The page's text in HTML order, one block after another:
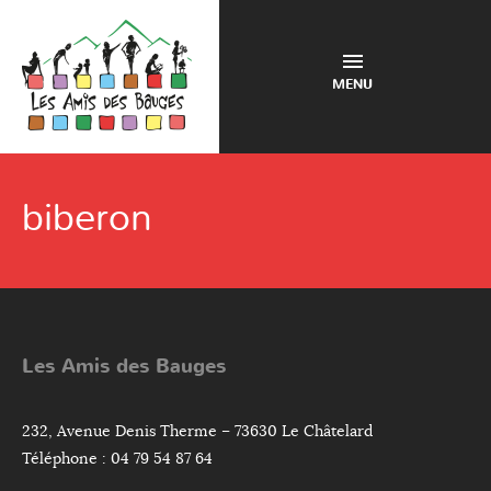
MENU
biberon
Les Amis des Bauges
232, Avenue Denis Therme – 73630 Le Châtelard
Téléphone : 04 79 54 87 64